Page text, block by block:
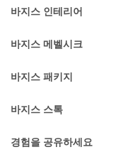
바지스 인테리어
바지스 메벨시크
바지스 패키지
바지스 스톡
경험을 공유하세요